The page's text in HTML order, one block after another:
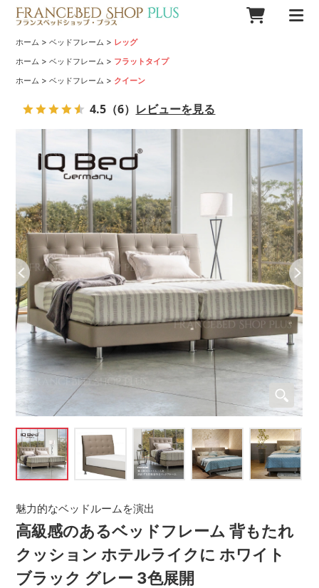
ホーム >ベッドフレーム > レッグ
ホーム >ベッドフレーム > フラットタイプ
ホーム >ベッドフレーム > クイーン
高級感のあるベッドフレーム 背もたれ
クッション ホテルライクに ホワイト
ブラック グレー 3色展開
魅力的なベッドルームを演出
4.5 （6） レビューを見る